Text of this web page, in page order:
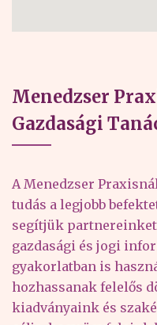
Menedzser
Gazdasági
A Menedzser
tudás a legjobb
segítjük partnereinket
gazdasági és jogi
gyakorlatban is
hozhassanak felelős
kiadványaink és